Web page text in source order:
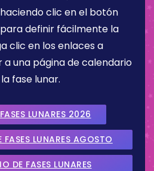
clic en el botón
definir fácilmente la
clic en los enlaces a
una página de calendario
fase lunar.
LUNARES 2026
FASES LUNARES AGOSTO
2026
DE FASES LUNARES